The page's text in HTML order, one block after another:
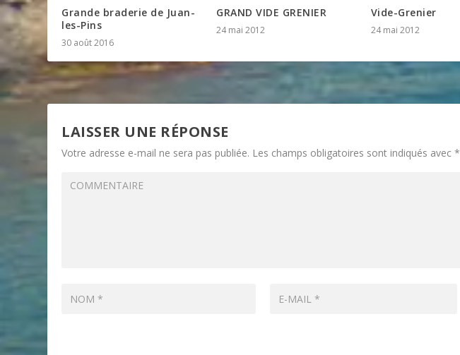
Grande braderie de Juan-
les-Pins
30 août 2016
GRAND VIDE GRENIER
24 mai 2012
Vide-Grenier
24 mai 2012
LAISSER UNE RÉPONSE
Votre adresse e-mail ne sera pas publiée. Les champs obligatoires sont indiqués avec*